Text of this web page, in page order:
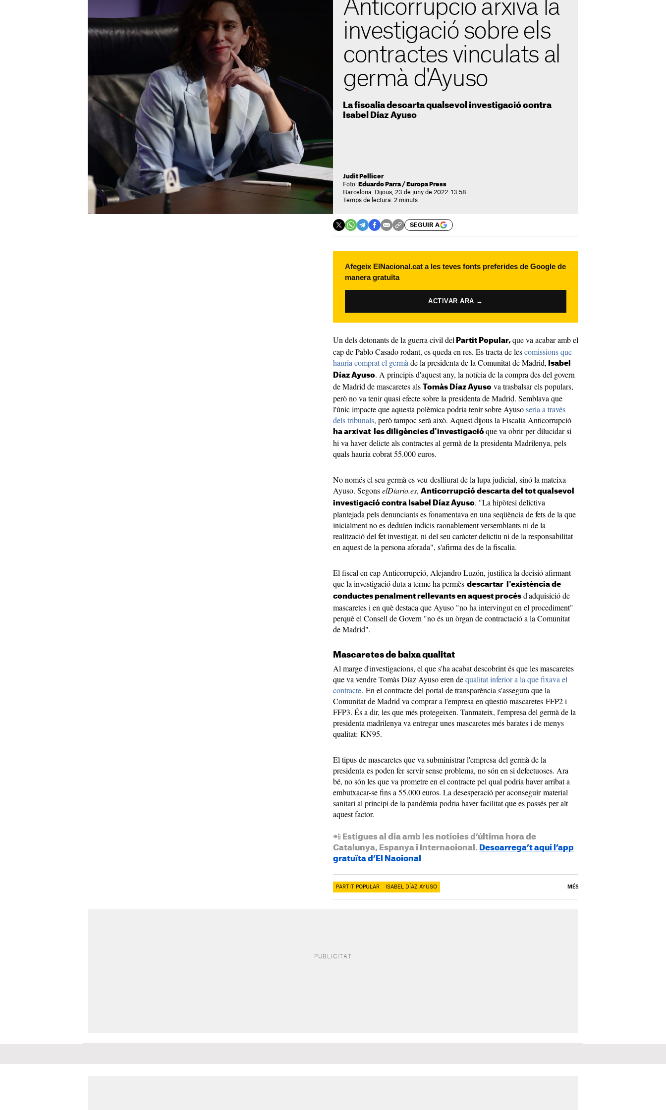
Anticorrupció arxiva la
investigació sobre els
contractes vinculats al
germà d'Ayuso
La fiscalia descarta qualsevol investigació contra
Isabel Díaz Ayuso
Judit Pellicer
Foto: Eduardo Parra / Europa Press
Barcelona. Dijous, 23 de juny de 2022. 13:58
Temps de lectura: 2 minuts
SEGUIR A
Afegeix ElNacional.cat a les teves fonts preferides de Google de
manera gratuïta
ACTIVAR ARA →
Un dels detonants de la guerra civil del Partit Popular, que va acabar amb el
cap de Pablo Casado rodant, es queda en res. Es tracta de lescomissions que
hauria comprat el germà de la presidenta de la Comunitat de Madrid, Isabel
Díaz Ayuso. A principis d'aquest any, la notícia de la compra des del govern
de Madrid de mascaretes als
Tomàs Díaz Ayuso va trasbalsar els populars,
però no va tenir quasi efecte sobre la presidenta de Madrid. Semblava que
l'únic impacte que aquesta polèmica podria tenir sobre Ayusoseria a través
dels tribunals, però tampoc serà això. Aquest dijous la Fiscalia Anticorrupció
ha arxivat les diligències d'investigació que va obrir per dilucidar si
hi va haver delicte als contractes al germà de la presidenta Madrilenya, pels
quals hauria cobrat 55.000 euros.
No només el seu germà es veu deslliurat de la lupa judicial, sinó la mateixa
Ayuso. SegonselDiario.es, Anticorrupció descarta del tot qualsevol
investigació contra Isabel Díaz Ayuso. "La hipòtesi delictiva
plantejada pels denunciants es fonamentava en una seqüència de fets de la que
inicialment no es deduïen indicis raonablement versemblants ni de la
realització del fet investigat, ni del seu caràcter delictiu ni de la responsabilitat
en aquest de la persona aforada", s'afirma des de la fiscalia.
El fiscal en cap Anticorrupció, Alejandro Luzón, justifica la decisió afirmant
que la investigació duta a terme ha permès descartar l'existència de
conductes penalment rellevants en aquest procés d'adquisició de
mascaretes i en què destaca que Ayuso "no ha intervingut en el procediment"
perquè el Consell de Govern "no és un òrgan de contractació a la Comunitat
de Madrid".
Mascaretes de baixa qualitat
Al marge d'investigacions, el que s'ha acabat descobrint és que les mascaretes
que va vendre Tomàs Díaz Ayuso eren dequalitat inferior a la que fixava el
contracte. En el contracte del portal de transparència s'assegura que la
Comunitat de Madrid va comprar a l'empresa en qüestió mascaretes FFP2 i
FFP3. És a dir, les que més protegeixen. Tanmateix, l'empresa del germà de la
presidenta madrilenya va entregar unes mascaretes més barates i de menys
qualitat: KN95.
El tipus de mascaretes que va subministrar l'empresa del germà de la
presidenta es poden fer servir sense problema, no són en si defectuoses. Ara
bé, no són les que va prometre en el contracte pel qual podria haver arribat a
embutxacar-se fins a 55.000 euros. La desesperació per aconseguir material
sanitari al principi de la pandèmia podria haver facilitat que es passés per alt
aquest factor.
📲 Estigues al dia amb les notícies d’última hora de
Catalunya, Espanya i Internacional. Descarrega’t aquí l’app
gratuïta d’El Nacional
PARTIT POPULAR ISABEL DÍAZ AYUSO MÉS